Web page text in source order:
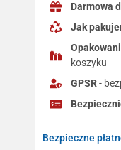
Darmowa
Jak
koszyku
GPSR-
Bezpieczne